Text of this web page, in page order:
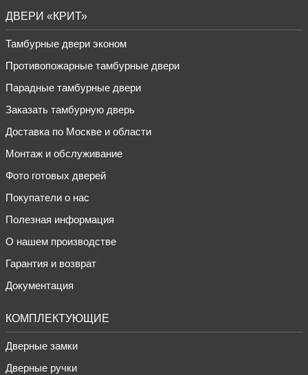
ДВЕРИ «КРИТ»
Тамбурные двери эконом
Противопожарные тамбурные двери
Парадные тамбурные двери
Заказать тамбурную дверь
Доставка по Москве и области
Монтаж и обслуживание
Фото готовых дверей
Покупатели о нас
Полезная информация
О нашем производстве
Гарантия и возврат
Документация
КОМПЛЕКТУЮЩИЕ
Дверные замки
Дверные ручки